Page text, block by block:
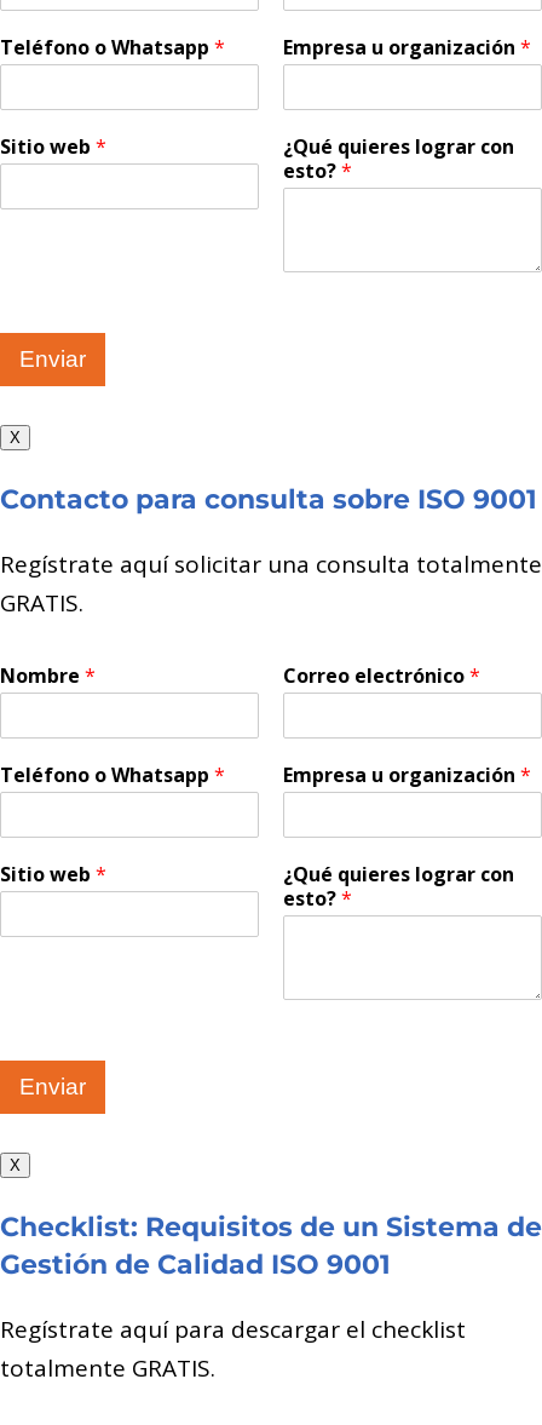
Teléfono o Whatsapp * Empresa u organización *
Sitio web *
¿Qué quieres lograr con
esto?*
Enviar
X
Contacto para consulta sobre ISO 9001
Regístrate aquí solicitar una consulta totalmente
GRATIS.
Nombre * Correo electrónico*
Teléfono o Whatsapp * Empresa u organización *
Sitio web *
¿Qué quieres lograr con
esto?*
Enviar
X
Checklist: Requisitos de un Sistema de
Gestión de Calidad ISO 9001
Regístrate aquí para descargar el checklist
totalmente GRATIS.